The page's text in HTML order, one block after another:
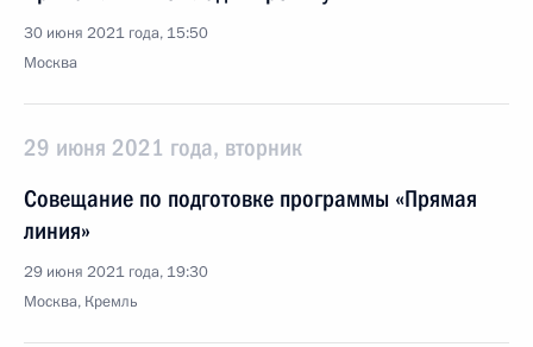
30 июня 2021 года, 15:50
Москва
29 июня 2021 года, вторник
Совещание по подготовке программы «Прямая
линия»
29 июня 2021 года, 19:30
Москва, Кремль